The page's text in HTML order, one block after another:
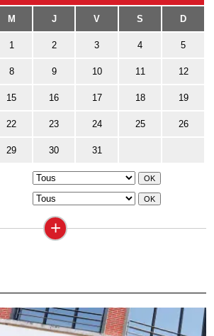
M J V S D
1 2 3 4 5
8 9 10 11 12
15 16 17 18 19
22 23 24 25 26
29 30 31
+